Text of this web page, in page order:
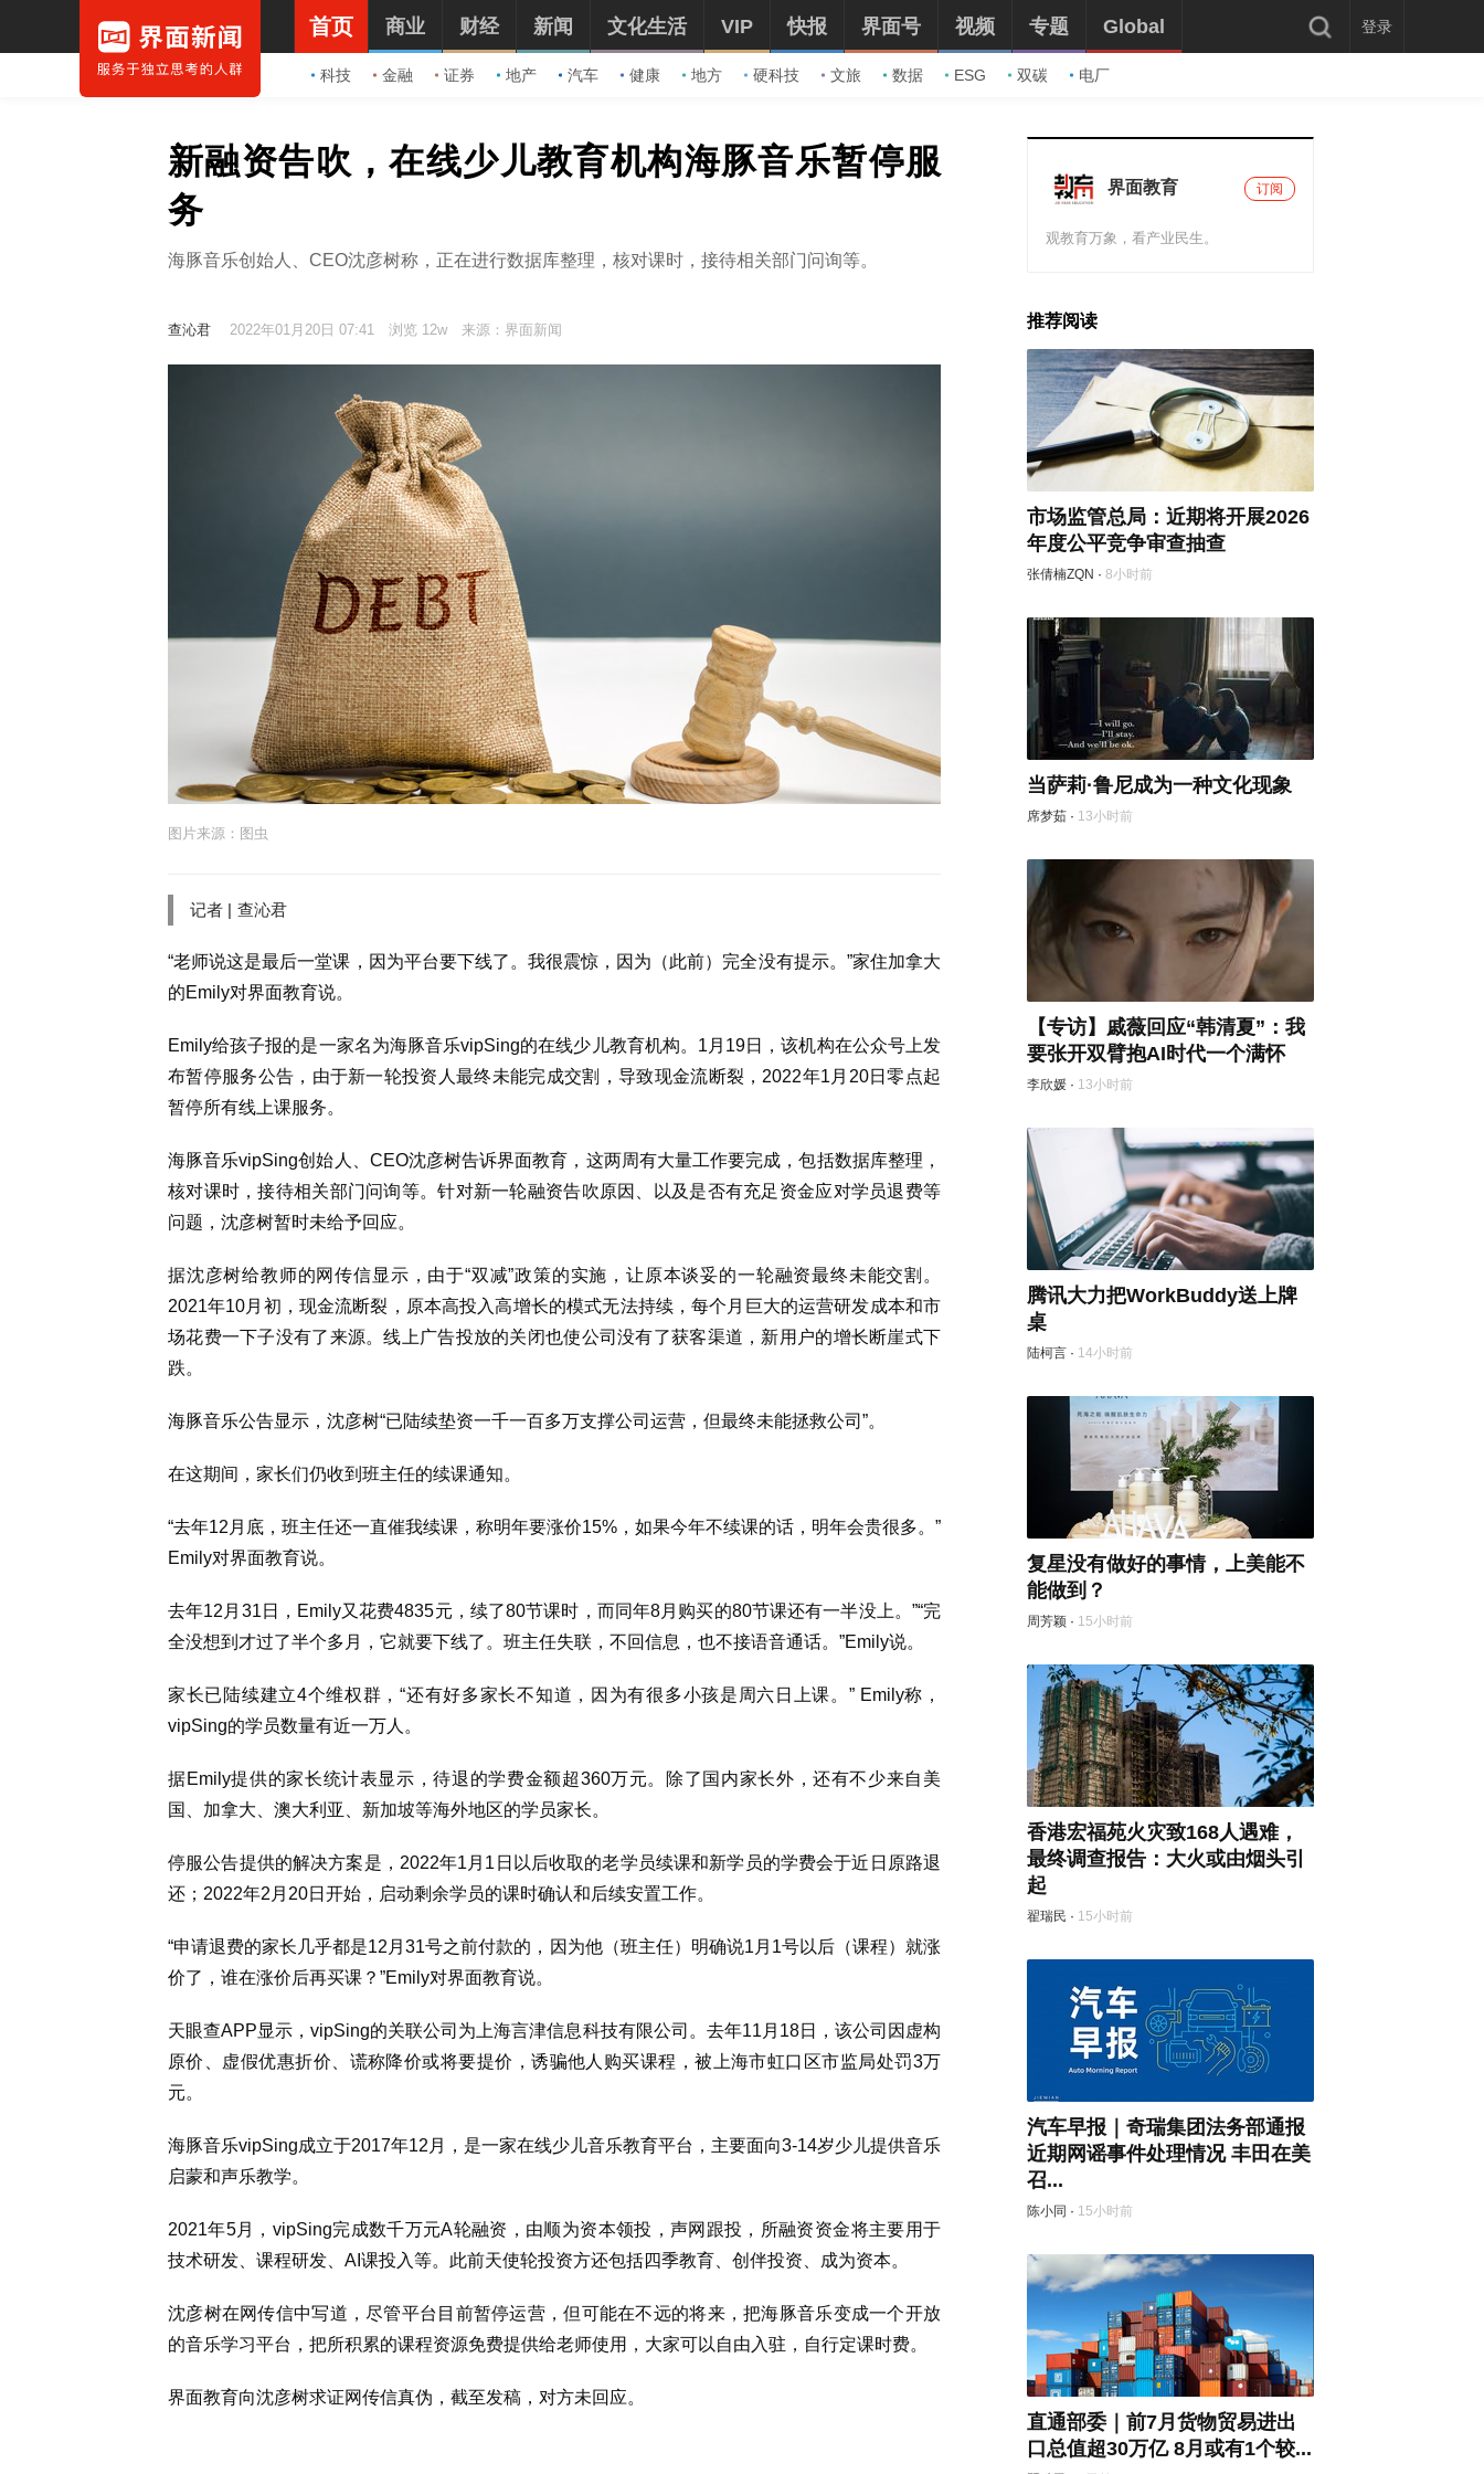
首页
科技 金融 证券 地产 汽车 健康 地方 硬科技 文旅 数据 ESG 双碳 电厂
商业 财经 新闻 文化生活 VIP 快报 界面号 视频 专题 Global 登录
新融资告吹，在线少儿教育机构海豚音乐暂停服
务
海豚音乐创始人、CEO沈彦树称，正在进行数据库整理，核对课时，接待相关部门问询等。
查沁君 2022年01月20日 07:41 浏览 12w 来源：界面新闻
图片来源：图虫
记者 | 查沁君
“老师说这是最后一堂课，因为平台要下线了。我很震惊，因为（此前）完全没有提示。 ”家住加拿大
的Emily对界面教育说。
Emily给孩子报的是一家名为海豚音乐vipSing的在线少儿教育机构。 1 月 19日，该机构在公众号上发
布暂停服务公告，由于新一轮投资人最终未能完成交割，导致现金流断裂， 2022年1 月 20日零点起
暂停所有线上课服务。
海豚音乐vipSing创始人、 CEO沈彦树告诉界面教育，这两周有大量工作要完成，包括数据库整理，
核对课时，接待相关部门问询等。针对新一轮融资告吹原因、以及是否有充足资金应对学员退费等
问题，沈彦树暂时未给予回应。
据沈彦树给教师的网传信显示，由于“双减”政策的实施，让原本谈妥的一轮融资最终未能交割。
2021年10月初，现金流断裂，原本高投入高增长的模式无法持续，每个月巨大的运营研发成本和市
场花费一下子没有了来源。线上广告投放的关闭也使公司没有了获客渠道，新用户的增长断崖式下
跌。
海豚音乐公告显示，沈彦树“已陆续垫资一千一百多万支撑公司运营，但最终未能拯救公司”。
在这期间， 家长们仍收到班主任的续课通知。
“去年12 月底，班主任还一直催我续课，称明年要涨价15% ，如果今年不续课的话，明年会贵很多。 ”
Emily对界面教育说。
去年12 月 31日 ， Emily又花费4835元，续了80节课时，而同年8月购买的80节课还有一半没上。 ”“完
全没想到才过了半个多月，它就要下线了。班主任失联，不回信息，也不接语音通话。 ”Emily说。
家长已陆续建立4个维权群，“还有好多家长不知道，因为有很多小孩是周六日上课。 ” Emily称，
vipSing的学员数量有近一万人。
据Emily提供的家长统计表显示，待退的学费金额超360万元。除了国内家长外，还有不少来自美
国、加拿大、澳大利亚、新加坡等海外地区的学员家长。
停服公告提供的解决方案是， 2022年1 月 1 日以后收取的老学员续课和新学员的学费会于近日原路退
还； 2022年2 月 20日开始，启动剩余学员的课时确认和后续安置工作。
“申请退费的家长几乎都是12 月31号之前付款的，因为他（班主任）明确说1 月 1号以后（课程）就涨
价了，谁在涨价后再买课？”Emily对界面教育说。
天眼查APP显示，vipSing的关联公司为上海言津信息科技有限公司。去年11 月 18日，该公司因虚构
原价、虚假优惠折价、谎称降价或将要提价，诱骗他人购买课程，被上海市虹口区市监局处罚3万
元。
海豚音乐vipSing成立于2017年12 月，是一家在线少儿音乐教育平台，主要面向3-14岁少儿提供音乐
启蒙和声乐教学。
2021年5月， vipSing完成数千万元A轮融资，由顺为资本领投，声网跟投，所融资资金将主要用于
技术研发、课程研发、 AI 课投入等。此前天使轮投资方还包括四季教育、创伴投资、成为资本。
沈彦树在网传信中写道，尽管平台目前暂停运营，但可能在不远的将来，把海豚音乐变成一个开放
的音乐学习平台，把所积累的课程资源免费提供给老师使用，大家可以自由入驻，自行定课时费。
界面教育向沈彦树求证网传信真伪，截至发稿，对方未回应。
界面教育 订阅
观教育万象，看产业民生。
推荐阅读
市场监管总局：近期将开展2026
年度公平竞争审查抽查
张倩楠ZQN · 8小时前
当萨莉·鲁尼成为一种文化现象
席梦茹 · 13小时前
【专访】戚薇回应“韩清夏”：我
要张开双臂抱AI时代一个满怀
李欣媛 · 13小时前
腾讯大力把WorkBuddy送上牌
桌
陆柯言 · 14小时前
复星没有做好的事情，上美能不
能做到？
周芳颖 · 15小时前
香港宏福苑火灾致168人遇难，
最终调查报告：大火或由烟头引
起
翟瑞民 · 15小时前
汽车早报｜奇瑞集团法务部通报
近期网谣事件处理情况 丰田在美
召...
陈小同 · 15小时前
直通部委｜前7月货物贸易进出
口总值超30万亿 8月或有1个较...